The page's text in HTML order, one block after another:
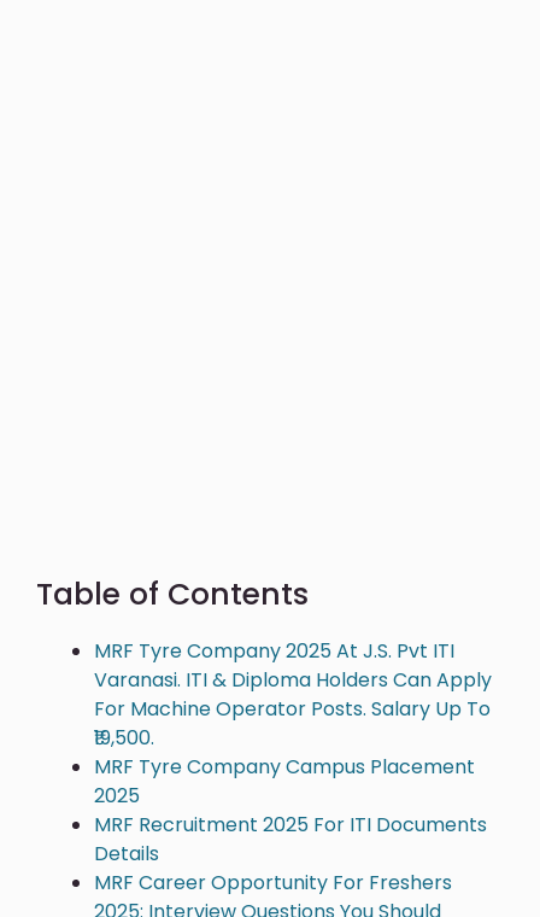
Table of Contents
MRF Tyre Company 2025 At J.S. Pvt ITI
Varanasi. ITI & Diploma Holders Can Apply
For Machine Operator Posts. Salary Up To
₹19,500.
MRF Tyre Company Campus Placement
2025
MRF Recruitment 2025 For ITI Documents
Details
MRF Career Opportunity For Freshers
2025: Interview Questions You Should